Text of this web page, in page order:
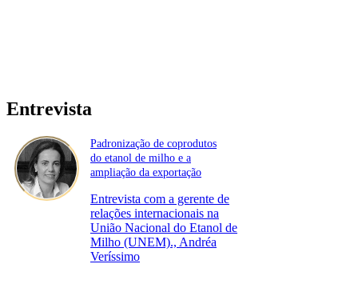
Entrevista
Padronização de coprodutos
do etanol de milho e a
ampliação da exportação
Entrevista com a gerente de
relações internacionais na
União Nacional do Etanol de
Milho (UNEM)., Andréa
Veríssimo